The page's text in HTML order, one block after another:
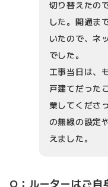
切り替えたの
した。開通ま
いたので、ネ
でした。
工事当日は、
戸建てだった
業してくださ
の無線の設定
えました。
Q：ルーターはご自